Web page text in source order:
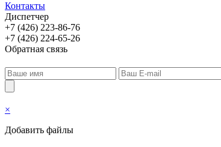
Контакты
Диспетчер
+7 (426) 223-86-76
+7 (426) 224-65-26
Обратная связь
×
Добавить файлы